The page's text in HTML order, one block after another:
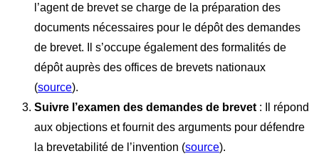
l’agent de brevet se charge de la préparation des
documents nécessaires pour le dépôt des demandes
de brevet. Il s’occupe également des formalités de
dépôt auprès des offices de brevets nationaux
(source).
Suivre l’examen des demandes de brevet : Il répond
aux objections et fournit des arguments pour défendre
la brevetabilité de l’invention (source).